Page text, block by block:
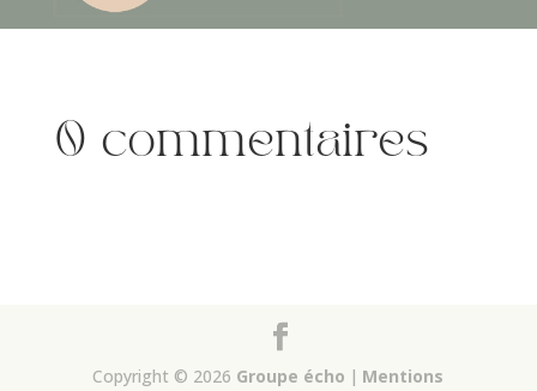
0 commentaires
Copyright © 2026 Groupe écho | Mentions